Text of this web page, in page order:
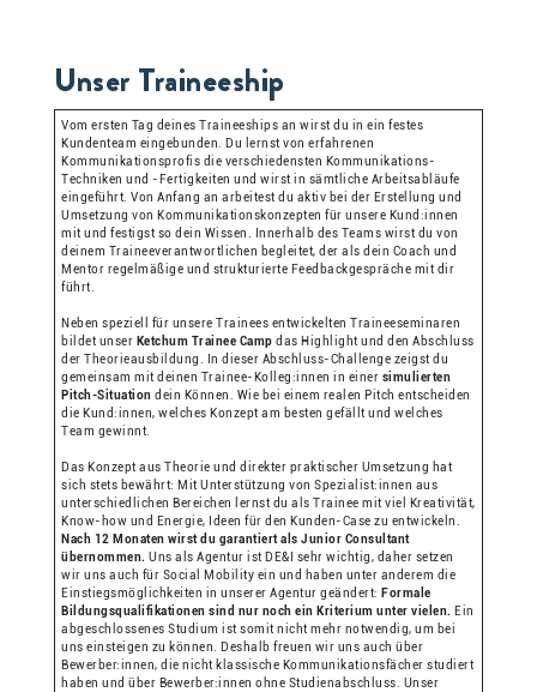
Unser Traineeship
Vom ersten Tag deines Traineeships an wirst du in ein festes
Kundenteam eingebunden. Du lernst von erfahrenen
Kommunikationsprofis die verschiedensten Kommunikations-
Techniken und -Fertigkeiten und wirst in sämtliche Arbeitsabläufe
eingeführt. Von Anfang an arbeitest du aktiv bei der Erstellung und
Umsetzung von Kommunikationskonzepten für unsere Kund:innen
mit und festigst so dein Wissen. Innerhalb des Teams wirst du von
deinem Traineeverantwortlichen begleitet, der als dein Coach und
Mentor regelmäßige und strukturierte Feedbackgespräche mit dir
führt.
Neben speziell für unsere Trainees entwickelten Traineeseminaren
bildet unser Ketchum Trainee Camp das Highlight und den Abschluss
der Theorieausbildung. In dieser Abschluss-Challenge zeigst du
gemeinsam mit deinen Trainee-Kolleg:innen in einer simulierten
Pitch-Situation dein Können. Wie bei einem realen Pitch entscheiden
die Kund:innen, welches Konzept am besten gefällt und welches
Team gewinnt.
Das Konzept aus Theorie und direkter praktischer Umsetzung hat
sich stets bewährt: Mit Unterstützung von Spezialist:innen aus
unterschiedlichen Bereichen lernst du als Trainee mit viel Kreativität,
Know-how und Energie, Ideen für den Kunden-Case zu entwickeln.
Nach 12 Monaten wirst du garantiert als Junior Consultant
übernommen. Uns als Agentur ist DE&I sehr wichtig, daher setzen
wir uns auch für Social Mobility ein und haben unter anderem die
Einstiegsmöglichkeiten in unserer Agentur geändert: Formale
Bildungsqualifikationen sind nur noch ein Kriterium unter vielen. Ein
abgeschlossenes Studium ist somit nicht mehr notwendig, um bei
uns einsteigen zu können. Deshalb freuen wir uns auch über
Bewerber:innen, die nicht klassische Kommunikationsfächer studiert
haben und über Bewerber:innen ohne Studienabschluss. Unser